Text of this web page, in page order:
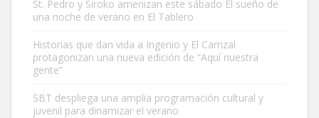
Busco adopción responsable para mi perra. Pastor alemán,
hembra, 4 años. Por motivos personales ...
Leales.org » Gran Canaria
St. Pedro y Siroko amenizan este sábado El sueño de
una noche de verano en El Tablero
Historias que dan vida a Ingenio y El Carrizal
protagonizan una nueva edición de “Aquí nuestra
gente”
SBT despliega una amplia programación cultural y
juvenil para dinamizar el verano